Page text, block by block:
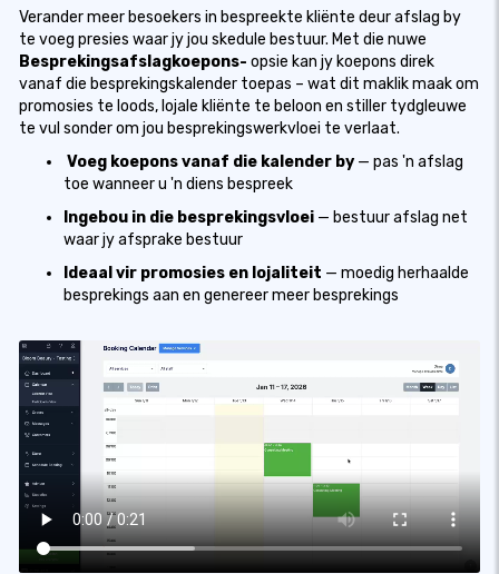
Verander meer besoekers in bespreekte kliënte deur afslag by
te voeg presies waar jy jou skedule bestuur. Met die nuwe
Besprekingsafslagkoepons- opsie kan jy koepons direk
vanaf die besprekingskalender toepas – wat dit maklik maak om
promosies te loods, lojale kliënte te beloon en stiller tydgleuwe
te vul sonder om jou besprekingswerkvloei te verlaat.
Voeg koepons vanaf die kalender by — pas 'n afslag
toe wanneer u 'n diens bespreek
Ingebou in die besprekingsvloei — bestuur afslag net
waar jy afsprake bestuur
Ideaal vir promosies en lojaliteit — moedig herhaalde
besprekings aan en genereer meer besprekings